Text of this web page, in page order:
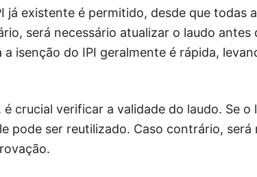
já existente é permitido, desde que todas
será necessário atualizar o laudo antes
a isenção do IPI geralmente é rápida,
é crucial verificar a validade do laudo. Se
pode ser reutilizado. Caso contrário,